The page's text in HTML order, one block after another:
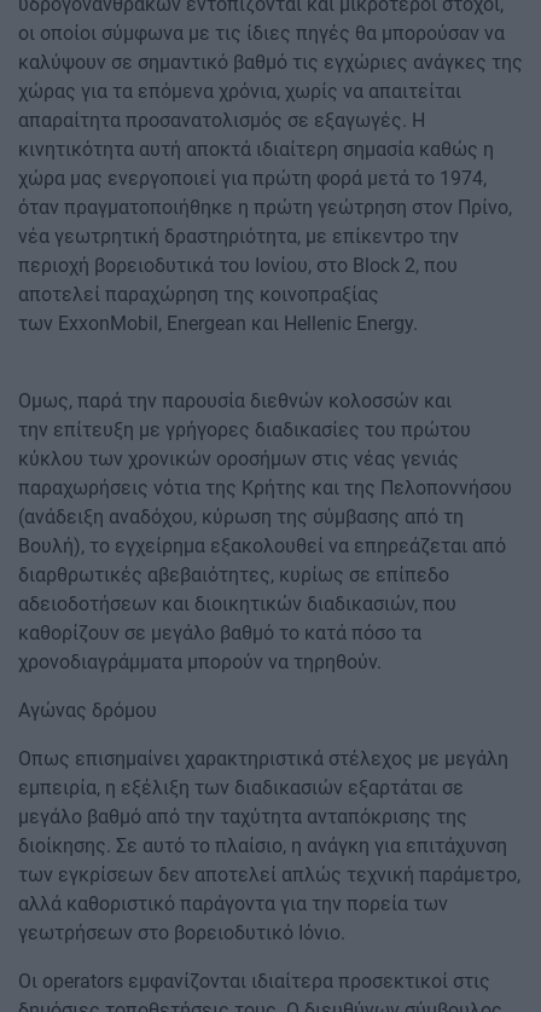
οι οποίοι σύμφωνα με τις ίδιες πηγές θα μπορούσαν να
καλύψουν σε σημαντικό βαθμό τις εγχώριες ανάγκες της
χώρας για τα επόμενα χρόνια, χωρίς να απαιτείται
απαραίτητα προσανατολισμός σε εξαγωγές. Η
κινητικότητα αυτή αποκτά ιδιαίτερη σημασία καθώς η
χώρα μας ενεργοποιεί για πρώτη φορά μετά το 1974,
όταν πραγματοποιήθηκε η πρώτη γεώτρηση στον Πρίνο,
νέα γεωτρητική δραστηριότητα, με επίκεντρο την
περιοχή βορειοδυτικά του Ιονίου, στο Block 2, που
αποτελεί παραχώρηση της κοινοπραξίας
των ExxonMobil, Energean και Hellenic Energy.
Ομως, παρά την παρουσία διεθνών κολοσσών και
την επίτευξη με γρήγορες διαδικασίες του πρώτου
κύκλου των χρονικών οροσήμων στις νέας γενιάς
παραχωρήσεις νότια της Κρήτης και της Πελοποννήσου
(ανάδειξη αναδόχου, κύρωση της σύμβασης από τη
Βουλή), το εγχείρημα εξακολουθεί να επηρεάζεται από
διαρθρωτικές αβεβαιότητες, κυρίως σε επίπεδο
αδειοδοτήσεων και διοικητικών διαδικασιών, που
καθορίζουν σε μεγάλο βαθμό το κατά πόσο τα
χρονοδιαγράμματα μπορούν να τηρηθούν.
Αγώνας δρόμου
Οπως επισημαίνει χαρακτηριστικά στέλεχος με μεγάλη
εμπειρία, η εξέλιξη των διαδικασιών εξαρτάται σε
μεγάλο βαθμό από την ταχύτητα ανταπόκρισης της
διοίκησης. Σε αυτό το πλαίσιο, η ανάγκη για επιτάχυνση
των εγκρίσεων δεν αποτελεί απλώς τεχνική παράμετρο,
αλλά καθοριστικό παράγοντα για την πορεία των
γεωτρήσεων στο βορειοδυτικό Ιόνιο.
Οι operators εμφανίζονται ιδιαίτερα προσεκτικοί στις